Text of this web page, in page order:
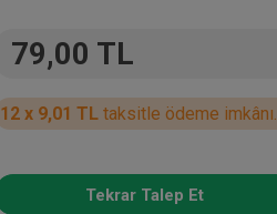
79,00 TL
12 x 9,01 TL taksitle ödeme imkânı.
Tekrar Talep Et